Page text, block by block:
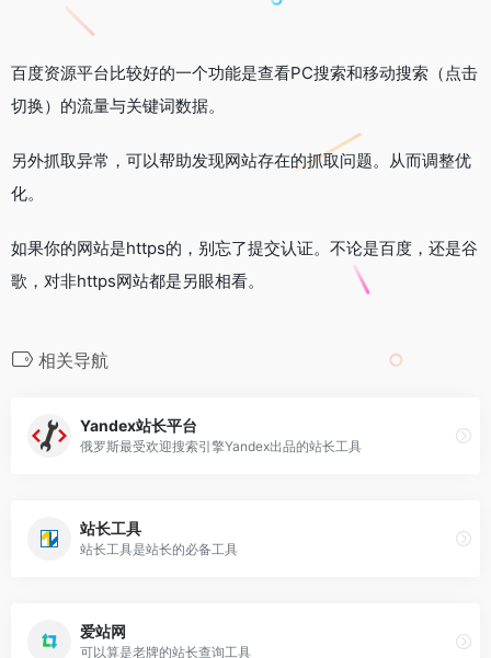
百度资源平台比较好的一个功能是查看PC搜索和移动搜索（点击
切换）的流量与关键词数据。
另外抓取异常，可以帮助发现网站存在的抓取问题。从而调整优
化。
如果你的网站是https的，别忘了提交认证。不论是百度，还是谷
歌，对非https网站都是另眼相看。
相关导航
Yandex站长平台
俄罗斯最受欢迎搜索引擎Yandex出品的站长工具
站长工具
站长工具是站长的必备工具
爱站网
可以算是老牌的站长查询工具